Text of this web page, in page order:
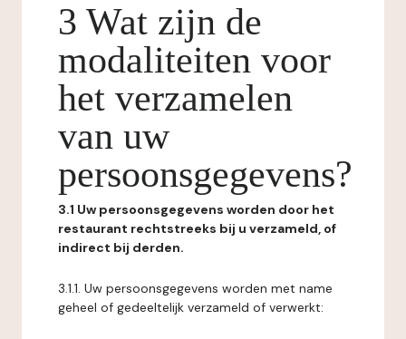
3 Wat zijn de
modaliteiten voor
het verzamelen
van uw
persoonsgegevens?
3.1 Uw persoonsgegevens worden door het
restaurant rechtstreeks bij u verzameld, of
indirect bij derden.
3.1.1. Uw persoonsgegevens worden met name
geheel of gedeeltelijk verzameld of verwerkt: